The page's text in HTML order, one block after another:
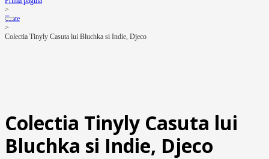
>
Toate
>
Colectia Tinyly Casuta lui Bluchka si Indie, Djeco
Colectia Tinyly Casuta lui
Bluchka si Indie, Djeco